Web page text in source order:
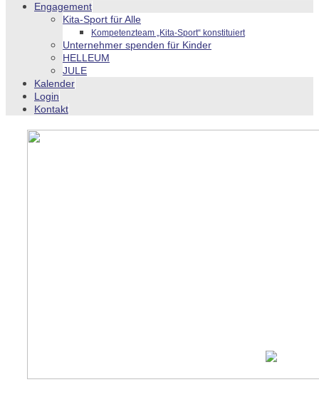
Engagement
Kita-Sport für Alle
Kompetenzteam „Kita-Sport“ konstituiert
Unternehmer spenden für Kinder
HELLEUM
JULE
Kalender
Login
Kontakt